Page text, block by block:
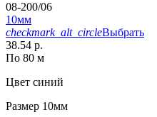
08-200/06
10мм
checkmark_alt_circleВыбрать
38.54 р.
По 80 м
Цвет синий
Размер 10мм